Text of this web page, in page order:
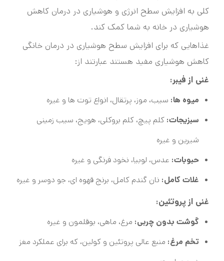
کلی به افزایش سطح انرژی و هوشیاری در درمان کاهش
هوشیاری در خانه به شما کمک کند.
غذاهایی که برای افزایش سطح هوشیاری در درمان خانگی
کاهش هوشیاری مفید هستند عبارتند از:
غنی از فیبر:
میوه ها: سیب، موز، پرتقال، انواع توت ها و غیره
سبزیجات: کلم پیچ، کلم بروکلی، هویج، سیب زمینی
شیرین و غیره
حبوبات: عدس، لوبیا، نخود فرنگی و غیره
غلات کامل: نان گندم کامل، برنج قهوه ای، جو دوسر و غیره
غنی از پروتئین:
گوشت بدون چربی: مرغ، ماهی، بوقلمون و غیره
تخم مرغ: منبع عالی پروتئین و کولین، که برای عملکرد مغز